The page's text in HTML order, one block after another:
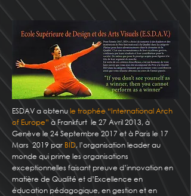
ESDAV a obtenule trophée “International Arch
of Europe”à Frankfurt le 27 Avril 2013, à
Genève le 24 Septembre 2017 et à Paris le 17
Mars 2019 par BID, l’organisation leader au
monde qui prime les organisations
exceptionnelles faisant preuve d’innovation en
matière de Qualité et d’Excellence en
éducation pédagogique, en gestion et en